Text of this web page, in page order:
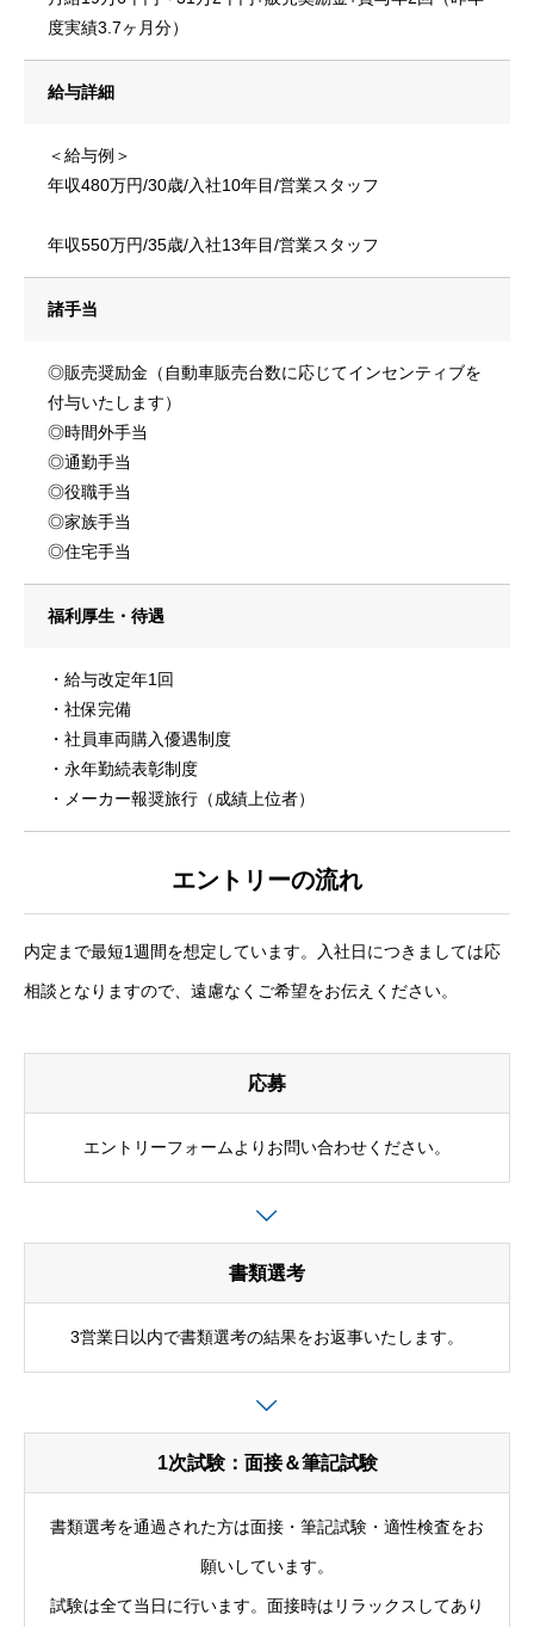
基本を知る
会社を知る
仲間を知る
お知らせ
よくある質問
採用情報
コーポレートサイト
度実績3.7ヶ月分）
給与詳細
＜給与例＞
年収480万円/30歳/入社10年目/営業スタッフ
年収550万円/35歳/入社13年目/営業スタッフ
諸手当
◎販売奨励金（自動車販売台数に応じてインセンティブを
付与いたします）
◎時間外手当
◎通勤手当
◎役職手当
◎家族手当
◎住宅手当
福利厚生・待遇
・給与改定年1回
・社保完備
・社員車両購入優遇制度
・永年勤続表彰制度
・メーカー報奨旅行（成績上位者）
エントリーの流れ
内定まで最短1週間を想定しています。入社日につきましては応
相談となりますので、遠慮なくご希望をお伝えください。
応募
エントリーフォームよりお問い合わせください。
書類選考
3営業日以内で書類選考の結果をお返事いたします。
1次試験：面接＆筆記試験
書類選考を通過された方は面接・筆記試験・適性検査をお
願いしています。
試験は全て当日に行います。面接時はリラックスしてあり